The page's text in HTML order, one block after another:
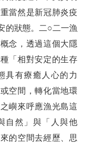
當然是新冠肺炎疫
的狀態。二○二一漁
念，透過這個大隱
「相對安定的生存
具有療癒人心的力
空間，轉化當地環
嶼來呼應漁光島這
自然」與「人與他
的空間去經歷、思